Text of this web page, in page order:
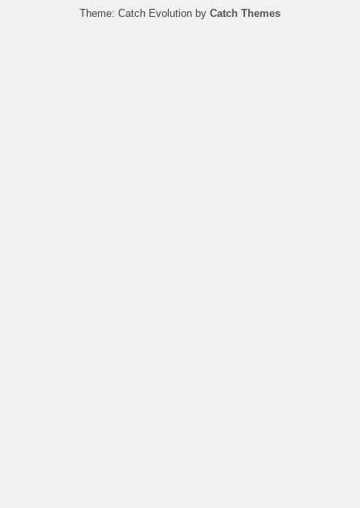
Theme: Catch Evolution by Catch Themes